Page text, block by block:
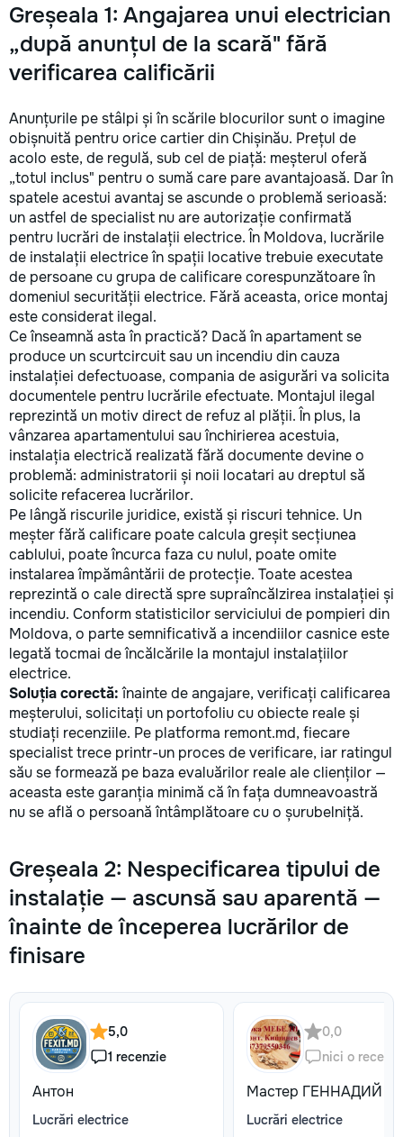
Greșeala 1: Angajarea unui electrician
„după anunțul de la scară" fără
verificarea calificării
Anunțurile pe stâlpi și în scările blocurilor sunt o imagine
obișnuită pentru orice cartier din Chișinău. Prețul de
acolo este, de regulă, sub cel de piață: meșterul oferă
„totul inclus" pentru o sumă care pare avantajoasă. Dar în
spatele acestui avantaj se ascunde o problemă serioasă:
un astfel de specialist nu are autorizație confirmată
pentru lucrări de instalații electrice. În Moldova, lucrările
de instalații electrice în spații locative trebuie executate
de persoane cu grupa de calificare corespunzătoare în
domeniul securității electrice. Fără aceasta, orice montaj
este considerat ilegal.
Ce înseamnă asta în practică? Dacă în apartament se
produce un scurtcircuit sau un incendiu din cauza
instalației defectuoase, compania de asigurări va solicita
documentele pentru lucrările efectuate. Montajul ilegal
reprezintă un motiv direct de refuz al plății. În plus, la
vânzarea apartamentului sau închirierea acestuia,
instalația electrică realizată fără documente devine o
problemă: administratorii și noii locatari au dreptul să
solicite refacerea lucrărilor.
Pe lângă riscurile juridice, există și riscuri tehnice. Un
meșter fără calificare poate calcula greșit secțiunea
cablului, poate încurca faza cu nulul, poate omite
instalarea împământării de protecție. Toate acestea
reprezintă o cale directă spre supraîncălzirea instalației și
incendiu. Conform statisticilor serviciului de pompieri din
Moldova, o parte semnificativă a incendiilor casnice este
legată tocmai de încălcările la montajul instalațiilor
electrice.
Soluția corectă:înainte de angajare, verificați calificarea
meșterului, solicitați un portofoliu cu obiecte reale și
studiați recenziile. Pe platforma remont.md, fiecare
specialist trece printr-un proces de verificare, iar ratingul
său se formează pe baza evaluărilor reale ale clienților —
aceasta este garanția minimă că în fața dumneavoastră
nu se află o persoană întâmplătoare cu o șurubelniță.
Greșeala 2: Nespecificarea tipului de
instalație — ascunsă sau aparentă —
înainte de începerea lucrărilor de
finisare
5,0
1 recenzie
Антон
Lucrări electrice
0,0
nici o
Мастер ГЕННАДИЙ
Lucrări electrice